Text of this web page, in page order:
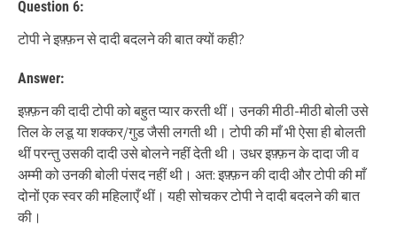
Question 6:
टोपी ने इफ़्फ़न से दादी बदलने की बात क्यों कही?
Answer:
इफ़्फ़न की दादी टोपी को बहुत प्यार करती थीं। उनकी मीठी-मीठी बोली उसे
तिल के लडू या शक्कर/गुड जैसी लगती थी। टोपी की माँ भी ऐसा ही बोलती
थीं परन्तु उसकी दादी उसे बोलने नहीं देती थी। उधर इफ़्फ़न के दादा जी व
अम्मी को उनकी बोली पंसद नहीं थी। अत: इफ़्फ़न की दादी और टोपी की माँ
दोनों एक स्वर की महिलाएँ थीं। यही सोचकर टोपी ने दादी बदलने की बात
की।